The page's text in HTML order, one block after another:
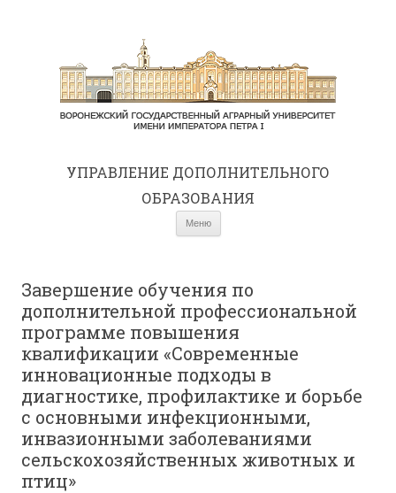
УПРАВЛЕНИЕ ДОПОЛНИТЕЛЬНОГО
ОБРАЗОВАНИЯ
Меню
Завершение обучения по
дополнительной профессиональной
программе повышения
квалификации «Современные
инновационные подходы в
диагностике, профилактике и борьбе
с основными инфекционными,
инвазионными заболеваниями
сельскохозяйственных животных и
птиц»